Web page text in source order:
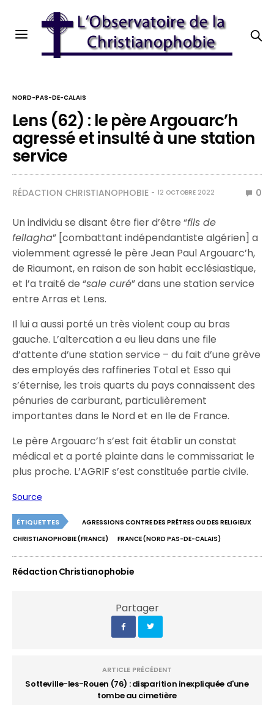
NORD-PAS-DE-CALAIS
Lens (62) : le père Argouarc’h
agressé et insulté à une station
service
RÉDACTION CHRISTIANOPHOBIE 12 OCTOBRE 2022 0
Un individu se disant être fier d’être “fils de
fellagha” [combattant indépendantiste algérien] a
violemment agressé le père Jean Paul Argouarc’h,
de Riaumont, en raison de son habit ecclésiastique,
et l’a traité de “sale curé” dans une station service
entre Arras et Lens.
Il lui a aussi porté un très violent coup au bras
gauche. L’altercation a eu lieu dans une file
d’attente d’une station service – du fait d’une grève
des employés des raffineries Total et Esso qui
s’éternise, les trois quarts du pays connaissent des
pénuries de carburant, particulièrement
importantes dans le Nord et en Ile de France.
Le père Argouarc’h s’est fait établir un constat
médical et a porté plainte dans le commissariat le
plus proche. L’AGRIF s’est constituée partie civile.
Source
ÉTIQUETTES
AGRESSIONS CONTRE DES PRÊTRES OU DES RELIGIEUX
CHRISTIANOPHOBIE (FRANCE)
FRANCE (NORD PAS-DE-CALAIS)
Rédaction Christianophobie
Partager
ARTICLE PRÉCÉDENT
Sotteville-les-Rouen (76) : disparition inexpliquée d'une
tombe au cimetière